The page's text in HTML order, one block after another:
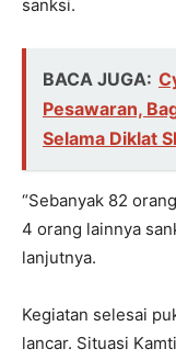
sanksi.
BACA JUGA:
Pesawaran,
Selama Diklat
“Sebanyak 82
4 orang lainnya
lanjutnya.
Kegiatan selesai
lancar. Situasi